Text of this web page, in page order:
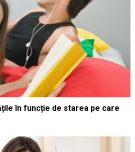
în funcție de starea pe care